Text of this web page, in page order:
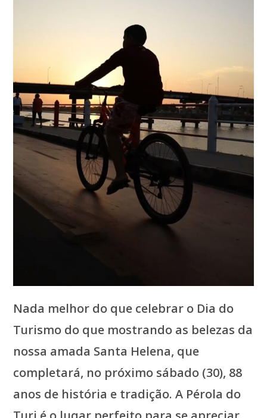
Nada melhor do que celebrar o Dia do
Turismo do que mostrando as belezas da
nossa amada Santa Helena, que
completará, no próximo sábado (30), 88
anos de história e tradição. A Pérola do